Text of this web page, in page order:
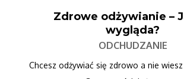
Zdrowe odżywianie –
wygląda?
ODCHUDZANIE
Chcesz odżywiać się zdrowo a nie